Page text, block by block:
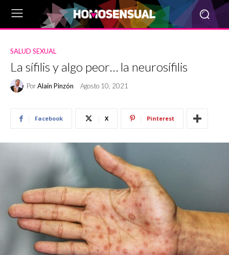
SALUD SEXUAL
La sífilis y algo peor… la neurosífilis
PorAlaín Pinzón Agosto 10, 2021
Facebook X Pinterest